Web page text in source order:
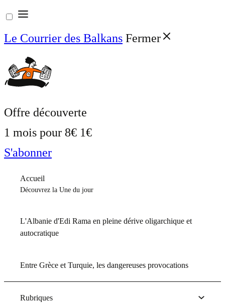
Aller
au
contenu
Le Courrier des Balkans Fermer
Offre découverte
1 mois pour 8€ 1€
S'abonner
Accueil
Découvrez la Une du jour
L'Albanie d'Edi Rama en pleine dérive oligarchique et
autocratique
Entre Grèce et Turquie, les dangereuses provocations
Rubriques